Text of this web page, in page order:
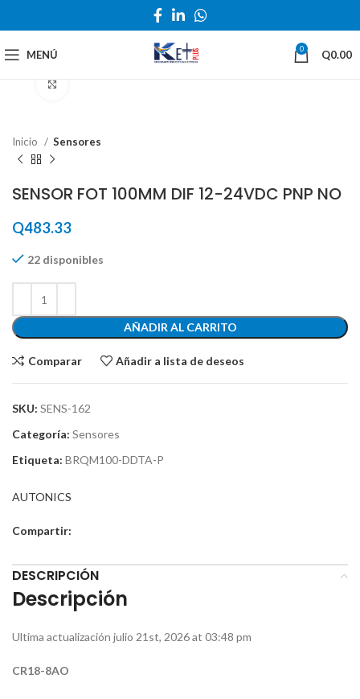
MENÚ 0 Q0.00
Inicio Sensores
SENSOR FOT 100MM DIF 12-24VDC PNP NO
Q483.33
22 disponibles
AÑADIR AL CARRITO
Comparar Añadir a lista de deseos
SKU: SENS-162
Categoría: Sensores
Etiqueta: BRQM100-DDTA-P
AUTONICS
Compartir:
DESCRIPCIÓN
Descripción
Ultima actualización julio 21st, 2026 at 03:48 pm
CR18-8AO